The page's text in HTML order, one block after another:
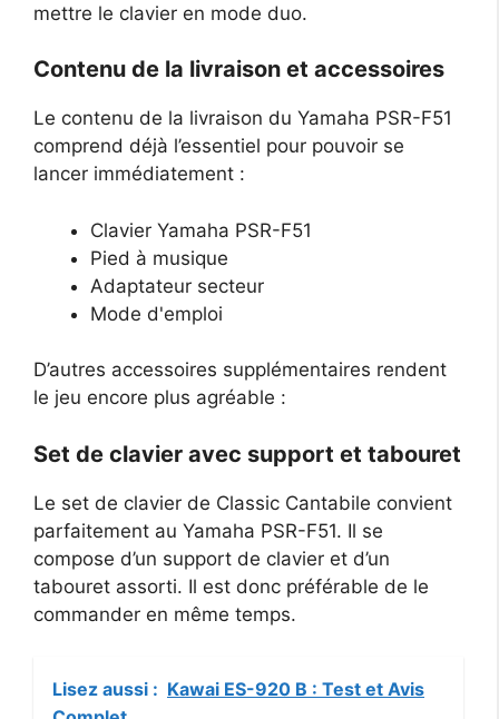
mettre le clavier en mode duo.
Contenu de la livraison et accessoires
Le contenu de la livraison du Yamaha PSR-F51
comprend déjà l’essentiel pour pouvoir se
lancer immédiatement :
Clavier Yamaha PSR-F51
Pied à musique
Adaptateur secteur
Mode d'emploi
D’autres accessoires supplémentaires rendent
le jeu encore plus agréable :
Set de clavier avec support et tabouret
Le set de clavier de Classic Cantabile convient
parfaitement au Yamaha PSR-F51. Il se
compose d’un support de clavier et d’un
tabouret assorti. Il est donc préférable de le
commander en même temps.
Lisez aussi : Kawai ES-920 B : Test et Avis